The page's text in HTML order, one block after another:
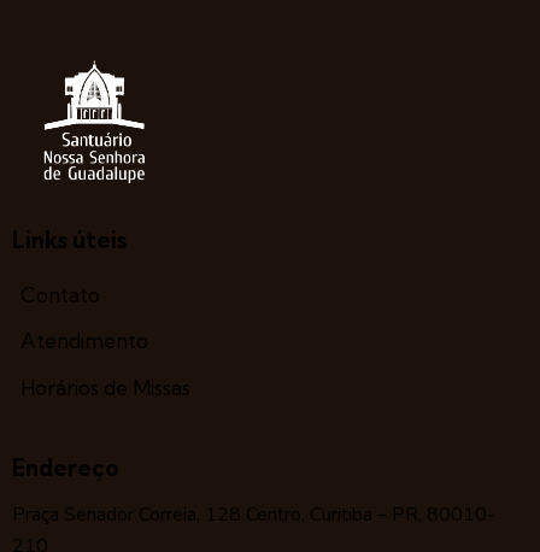
Links úteis
Contato
Atendimento
Horários de Missas
Endereço
Praça Senador Correia, 128 Centro, Curitiba – PR, 80010-
210